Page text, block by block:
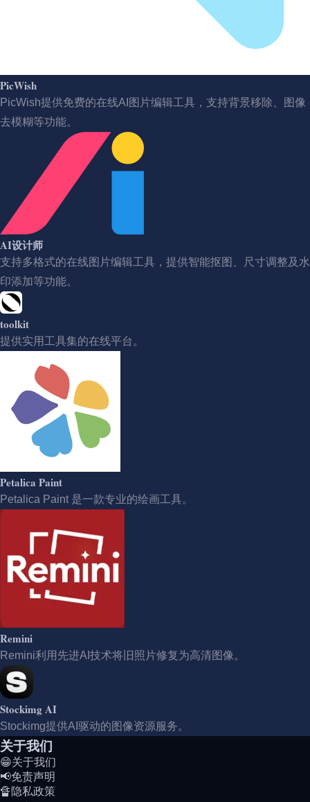
PicWish
PicWish提供免费的在线AI图片编辑工具，支持背景移除、图像
去模糊等功能。
AI设计师
支持多格式的在线图片编辑工具，提供智能抠图、尺寸调整及水
印添加等功能。
toolkit
提供实用工具集的在线平台。
Petalica Paint
Petalica Paint 是一款专业的绘画工具。
Remini
Remini利用先进AI技术将旧照片修复为高清图像。
Stockimg AI
Stockimg提供AI驱动的图像资源服务。
关于我们
😁关于我们
📢免责声明
🔏隐私政策